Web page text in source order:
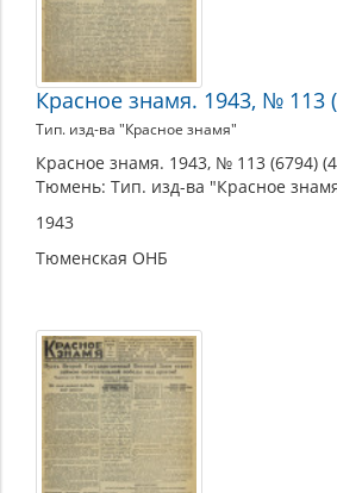
Красное знамя. 1943, № 113
Тип. изд-ва "Красное знамя"
Красное знамя. 1943, № 113 (6794)
Тюмень: Тип. изд-ва "Красное
1943
Тюменская ОНБ